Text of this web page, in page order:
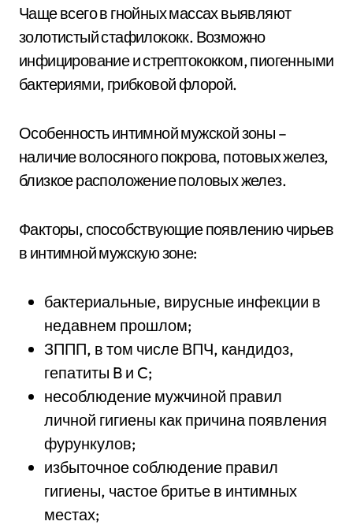
Чаще всего в гнойных массах выявляют
золотистый стафилококк. Возможно
инфицирование и стрептококком, пиогенными
бактериями, грибковой флорой.
Особенность интимной мужской зоны –
наличие волосяного покрова, потовых желез,
близкое расположение половых желез.
Факторы, способствующие появлению чирьев
в интимной мужскую зоне:
бактериальные, вирусные инфекции в
недавнем прошлом;
ЗППП, в том числе ВПЧ, кандидоз,
гепатиты B и C;
несоблюдение мужчиной правил
личной гигиены как причина появления
фурункулов;
избыточное соблюдение правил
гигиены, частое бритье в интимных
местах;